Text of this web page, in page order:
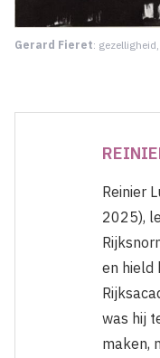
Gerard Fieret:
Reinier
2025),
en hield
was hij
maken,